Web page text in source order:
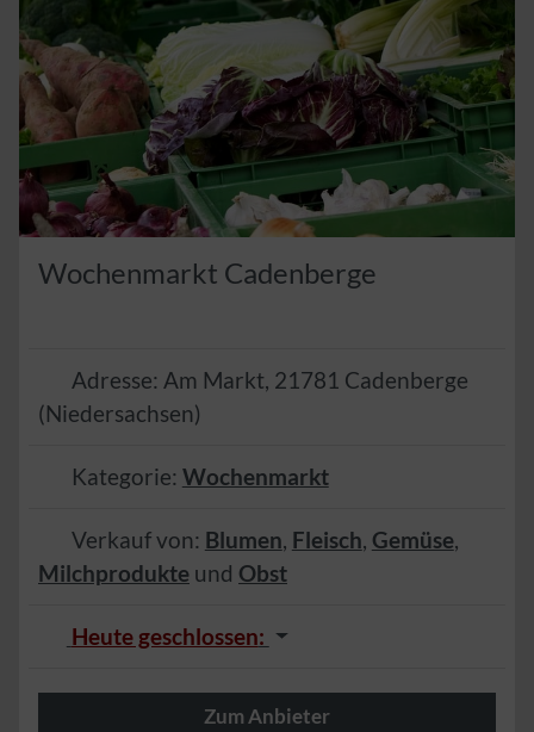
Wochenmarkt Cadenberge
Adresse: Am Markt, 21781 Cadenberge
(Niedersachsen)
Kategorie: Wochenmarkt
Verkauf von: Blumen, Fleisch, Gemüse,
Milchprodukte und Obst
Heute geschlossen:
Zum Anbieter